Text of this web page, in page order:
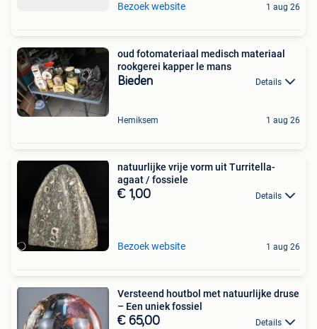
Bezoek website 1 aug 26
oud fotomateriaal medisch materiaal
rookgerei kapper le mans
Bieden Details
Hemiksem 1 aug 26
natuurlijke vrije vorm uit Turritella-
agaat / fossiele
€ 1,00 Details
Bezoek website 1 aug 26
Versteend houtbol met natuurlijke druse
– Een uniek fossiel
€ 65,00 Details